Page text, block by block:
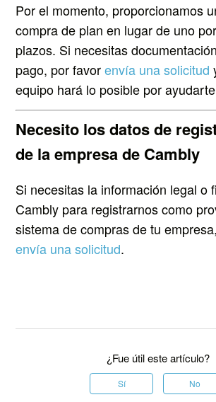
Por el momento, proporcionamos
compra de plan en lugar de uno
plazos. Si necesitas
pago, por favorenvía una solicitud
equipo hará lo posible por
Necesito los datos de
de la empresa de Cambly
Si necesitas la información legal o
Cambly para registrarnos como
sistema de compras de tu
envía una solicitud.
¿Fue útil este artículo?
Sí No